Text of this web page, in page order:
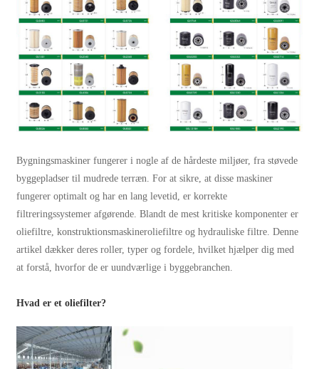
Bygningsmaskiner fungerer i nogle af de hårdeste miljøer, fra støvede
byggepladser til mudrede terræn. For at sikre, at disse maskiner
fungerer optimalt og har en lang levetid, er korrekte
filtreringssystemer afgørende. Blandt de mest kritiske komponenter er
oliefiltre, konstruktionsmaskineroliefiltre og hydrauliske filtre. Denne
artikel dækker deres roller, typer og fordele, hvilket hjælper dig med
at forstå, hvorfor de er uundværlige i byggebranchen.
Hvad er et oliefilter?